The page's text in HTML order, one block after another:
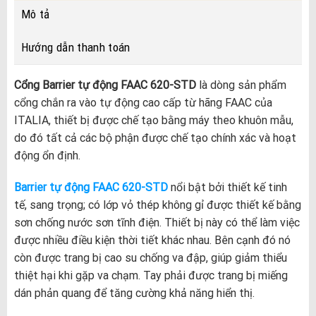
Mô tả
Hướng dẫn thanh toán
Cổng Barrier tự động FAAC 620-STDlà dòng sản phẩm
cổng chắn ra vào tự động cao cấp từ hãng FAAC của
ITALIA, thiết bị được chế tạo bằng máy theo khuôn mẫu,
do đó tất cả các bộ phận được chế tạo chính xác và hoạt
động ổn định.
Barrier tự động FAAC 620-STDnổi bật bởi thiết kế tinh
tế, sang trọng; có lớp vỏ thép không gỉ được thiết kế bằng
sơn chống nước sơn tĩnh điện. Thiết bị này có thể làm việc
được nhiều điều kiện thời tiết khác nhau. Bên cạnh đó nó
còn được trang bị cao su chống va đập, giúp giảm thiểu
thiệt hại khi gặp va chạm. Tay phải được trang bị miếng
dán phản quang để tăng cường khả năng hiển thị.